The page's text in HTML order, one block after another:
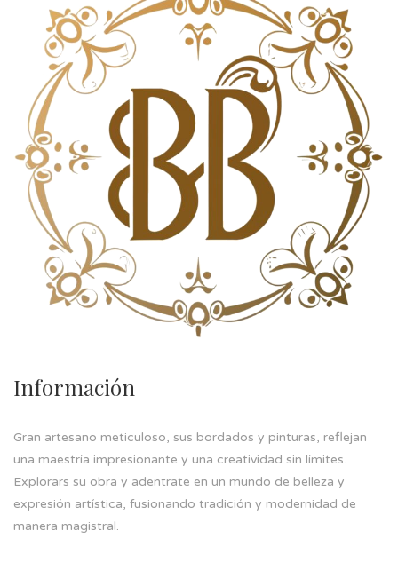
Información
Gran artesano meticuloso, sus bordados y pinturas, reflejan
una maestría impresionante y una creatividad sin límites.
Explorars su obra y adentrate en un mundo de belleza y
expresión artística, fusionando tradición y modernidad de
manera magistral.